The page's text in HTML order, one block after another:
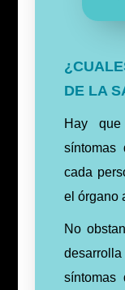
DE LA
Hay
cada
el órgano
No
síntomas